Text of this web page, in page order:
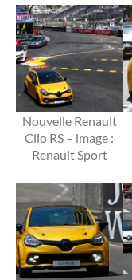
Nouvelle Renault
Clio RS – image :
Renault Sport